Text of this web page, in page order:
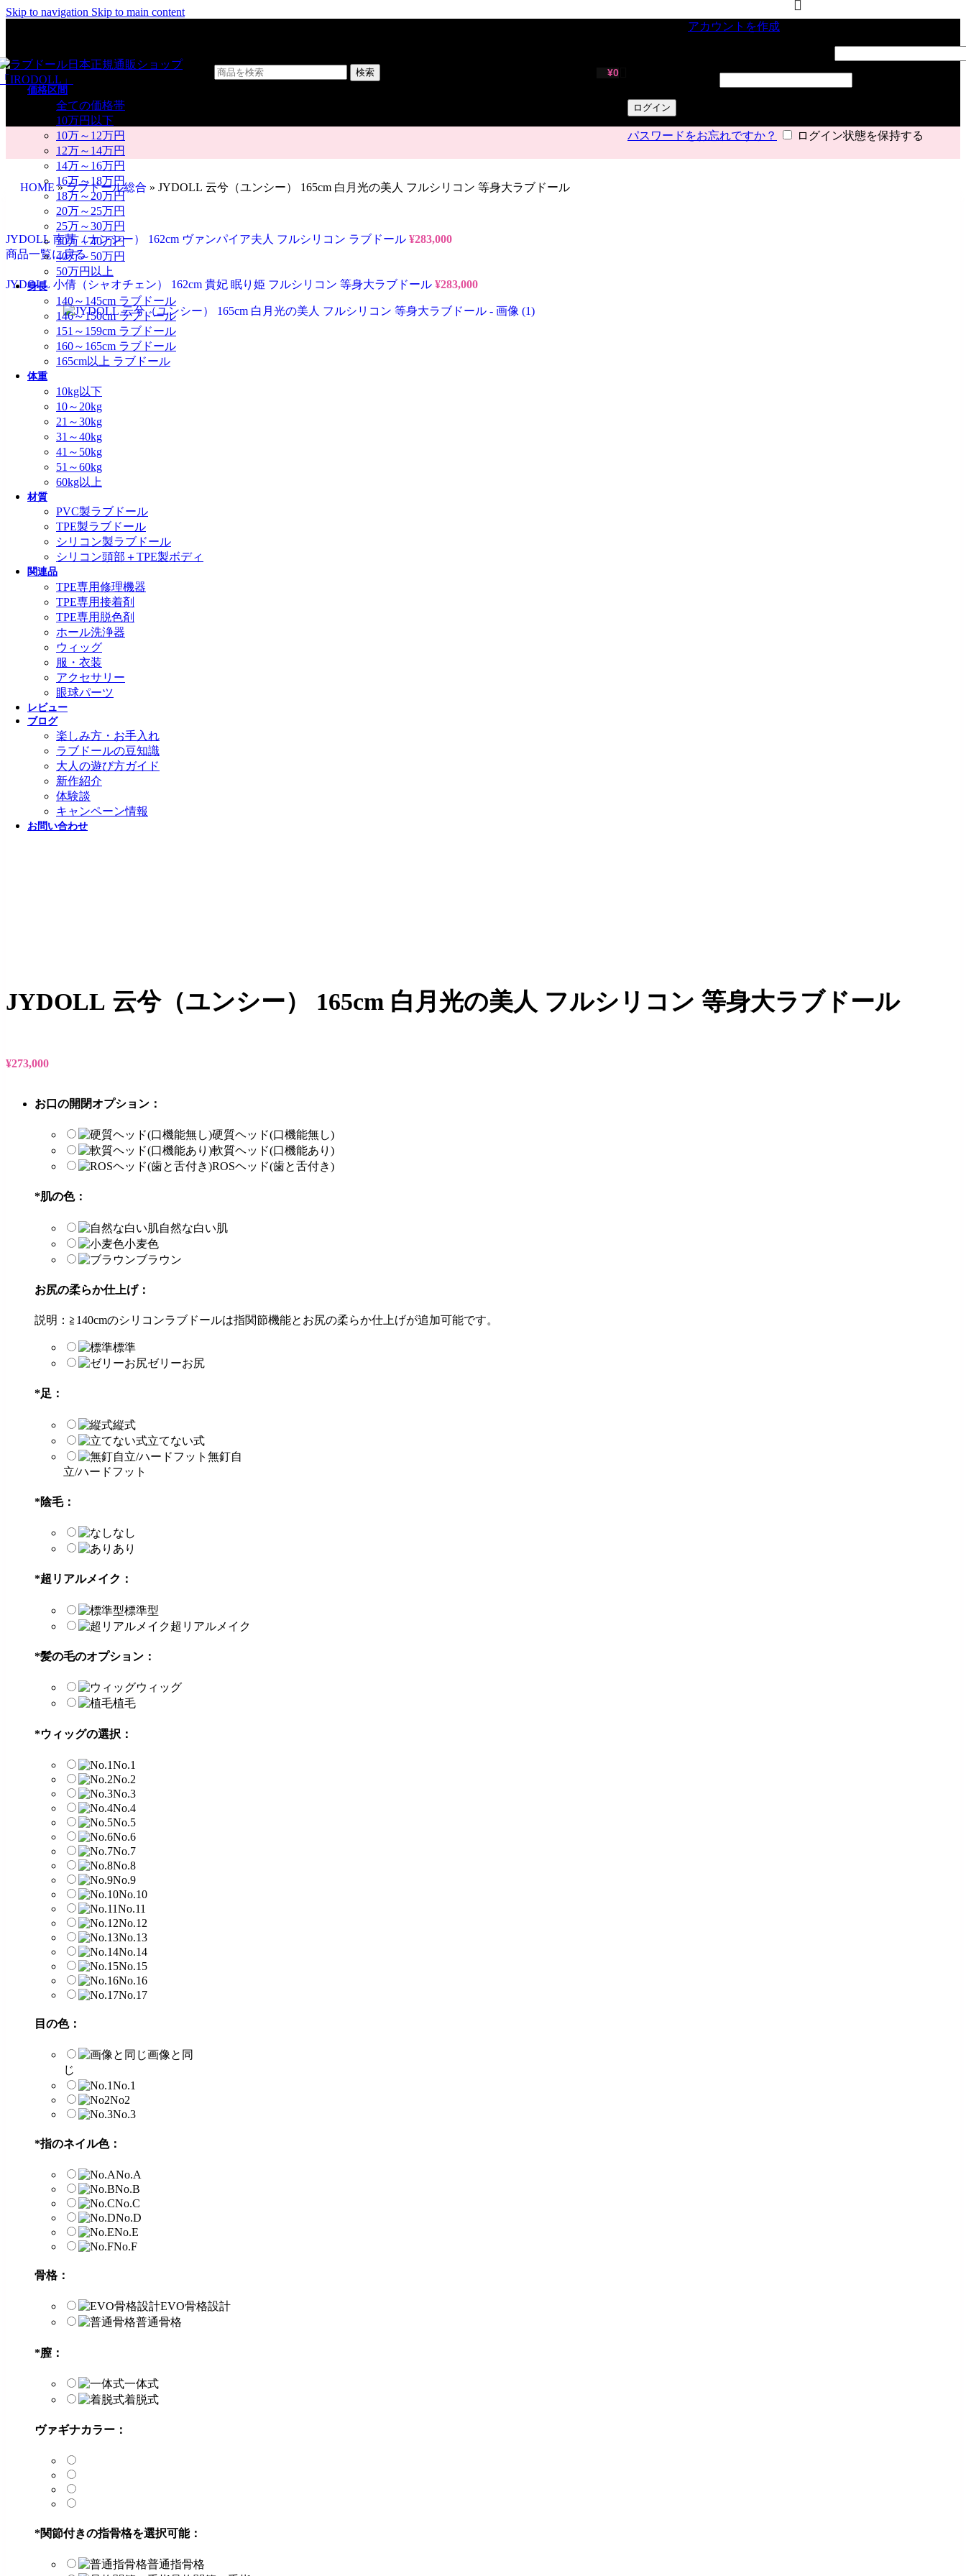
Skip to navigation Skip to main content
検索 ¥0
アカウントを作成
ログイン
パスワードをお忘れですか？ ログイン状態を保持する
価格区間
全ての価格帯
10万円以下
10万～12万円
12万～14万円
14万～16万円
16万～18万円
18万～20万円
20万～25万円
25万～30万円
30万～40万円
40万～50万円
50万円以上
身長
140～145cm ラブドール
146～150cm ラブドール
151～159cm ラブドール
160～165cm ラブドール
165cm以上 ラブドール
体重
10kg以下
10～20kg
21～30kg
31～40kg
41～50kg
51～60kg
60kg以上
材質
PVC製ラブドール
TPE製ラブドール
シリコン製ラブドール
シリコン頭部＋TPE製ボディ
関連品
TPE専用修理機器
TPE専用接着剤
TPE専用脱色剤
ホール洗浄器
ウィッグ
服・衣装
アクセサリー
眼球パーツ
レビュー
ブログ
楽しみ方・お手入れ
ラブドールの豆知識
大人の遊び方ガイド
新作紹介
体験談
キャンペーン情報
お問い合わせ
HOME»ラブドール総合 » JYDOLL 云兮（ユンシー） 165cm 白月光の美人 フルシリコン 等身大ラブドール
JYDOLL 南茜（ナンシー） 162cm ヴァンパイア夫人 フルシリコン ラブドール ¥283,000
商品一覧に戻る
JYDOLL 小倩（シャオチェン） 162cm 貴妃 眠り姫 フルシリコン 等身大ラブドール ¥283,000
JYDOLL 云兮（ユンシー） 165cm 白月光の美人 フルシリコン 等身大ラブドール
¥273,000
お口の開閉オプション：
硬質ヘッド(口機能無し)
軟質ヘッド(口機能あり)
ROSヘッド(歯と舌付き)
*肌の色：
自然な白い肌
小麦色
ブラウン
お尻の柔らか仕上げ：
説明：≧140cmのシリコンラブドールは指関節機能とお尻の柔らか仕上げが追加可能です。
標準
ゼリーお尻
*足：
縦式
立てない式
無釘自
立/ハードフット
*陰毛：
なし
あり
*超リアルメイク：
標準型
超リアルメイク
*髪の毛のオプション：
ウィッグ
植毛
*ウィッグの選択：
No.1
No.2
No.3
No.4
No.5
No.6
No.7
No.8
No.9
No.10
No.11
No.12
No.13
No.14
No.15
No.16
No.17
目の色：
画像と同
じ
No.1
No2
No.3
*指のネイル色：
No.A
No.B
No.C
No.D
No.E
No.F
骨格：
EVO骨格設計
普通骨格
*膣：
一体式
着脱式
ヴァギナカラー：
*関節付きの指骨格を選択可能：
普通指骨格